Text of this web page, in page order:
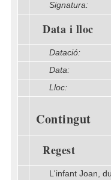
Signatura:
Data i lloc
Datació:
Data:
Lloc:
Contingut
Regest
L'infant Joan,